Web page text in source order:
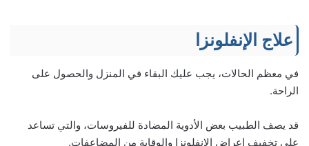
علاج الإنفلونزا
في معظم الحالات، يجب عليك البقاء في المنزل والحصول على
الراحة.
قد يصف الطبيب بعض الأدوية المضادة للفيروسات، والتي تساعد
على تخفيف اعراض الانفلونزا والوقاية من المضاعفات.